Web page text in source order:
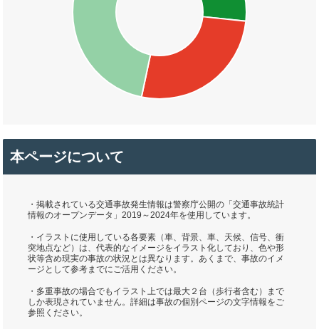
本ページについて
・掲載されている交通事故発生情報は警察庁公開の「交通事故統計
情報のオープンデータ」2019～2024年を使用しています。
・イラストに使用している各要素（車、背景、車、天候、信号、衝
突地点など）は、代表的なイメージをイラスト化しており、色や形
状等含め現実の事故の状況とは異なります。あくまで、事故のイメ
ージとして参考までにご活用ください。
・多重事故の場合でもイラスト上では最大２台（歩行者含む）まで
しか表現されていません。詳細は事故の個別ページの文字情報をご
参照ください。